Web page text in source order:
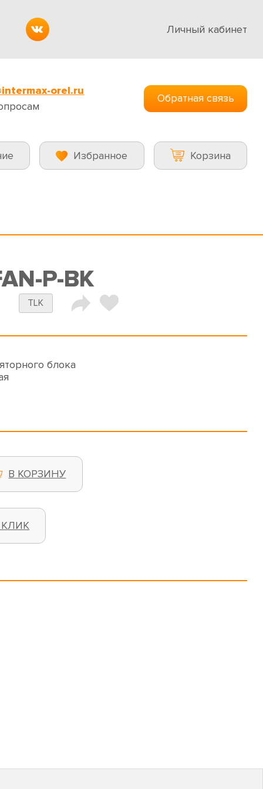
Личный кабинет
orel.ru
Обратная связь
Избранное Корзина
P-BK
TLK
блока
В КОРЗИНУ